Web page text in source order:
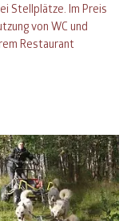
Stellplätze. Im Preis
von WC und
Restaurant